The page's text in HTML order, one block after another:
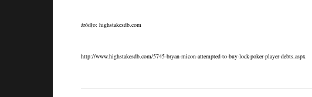
źródło: highstakesdb.com
http://www.highstakesdb.com/5745-bryan-micon-attempted-to-buy-lock-poker-player-debts.aspx